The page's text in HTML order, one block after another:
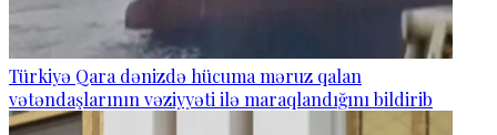
Türkiyə Qara dənizdə hücuma məruz qalan
vətəndaşlarının vəziyyəti ilə maraqlandığını bildirib